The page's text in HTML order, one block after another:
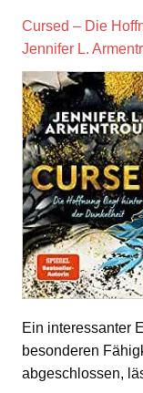
Cursed – Die
Jennifer L.
Ein interessanter
besonderen
abgeschlossen,